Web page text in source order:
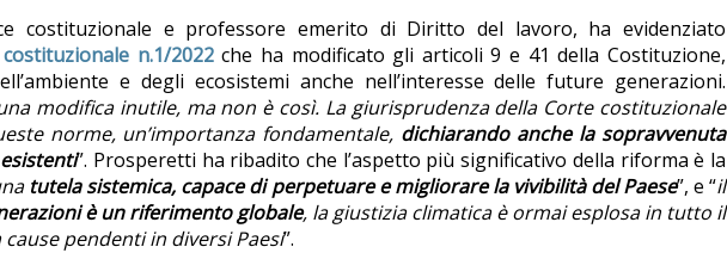
costituzionale e professore emerito di Diritto del lavoro, ha evidenziato
n.1/2022che ha modificato gli articoli 9 e 41 della Costituzione,
e degli ecosistemi anche nell’interesse delle future generazioni.
modifica inutile, ma non è così. La giurisprudenza della Corte costituzionale
norme, un’importanza fondamentale, dichiarando anche la sopravvenuta
”. Prosperetti ha ribadito che l’aspetto più significativo della riforma è la
tutela sistemica, capace di perpetuare e migliorare la vivibilità del Paese”, e “il
è un riferimento globale, la giustizia climatica è ormai esplosa in tutto il
pendenti in diversi Paesi”.